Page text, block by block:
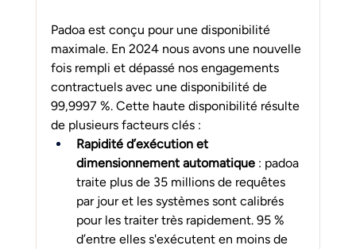
Padoa est conçu pour une disponibilité
maximale. En 2024 nous avons une nouvelle
fois rempli et dépassé nos engagements
contractuels avec une disponibilité de
99,9997 %. Cette haute disponibilité résulte
de plusieurs facteurs clés :
Rapidité d’exécution et
dimensionnement automatique : padoa
traite plus de 35 millions de requêtes
par jour et les systèmes sont calibrés
pour les traiter très rapidement. 95 %
d’entre elles s'exécutent en moins de